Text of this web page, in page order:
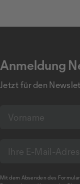
Anmeldung
Jetzt für den
Mit dem Absenden des